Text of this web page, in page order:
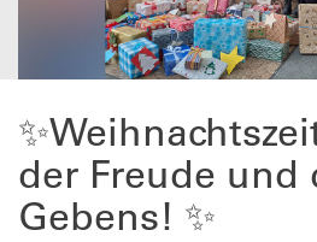
der Freude und
Gebens! ✨